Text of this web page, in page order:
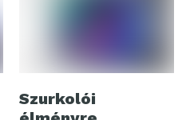
Szurkolói